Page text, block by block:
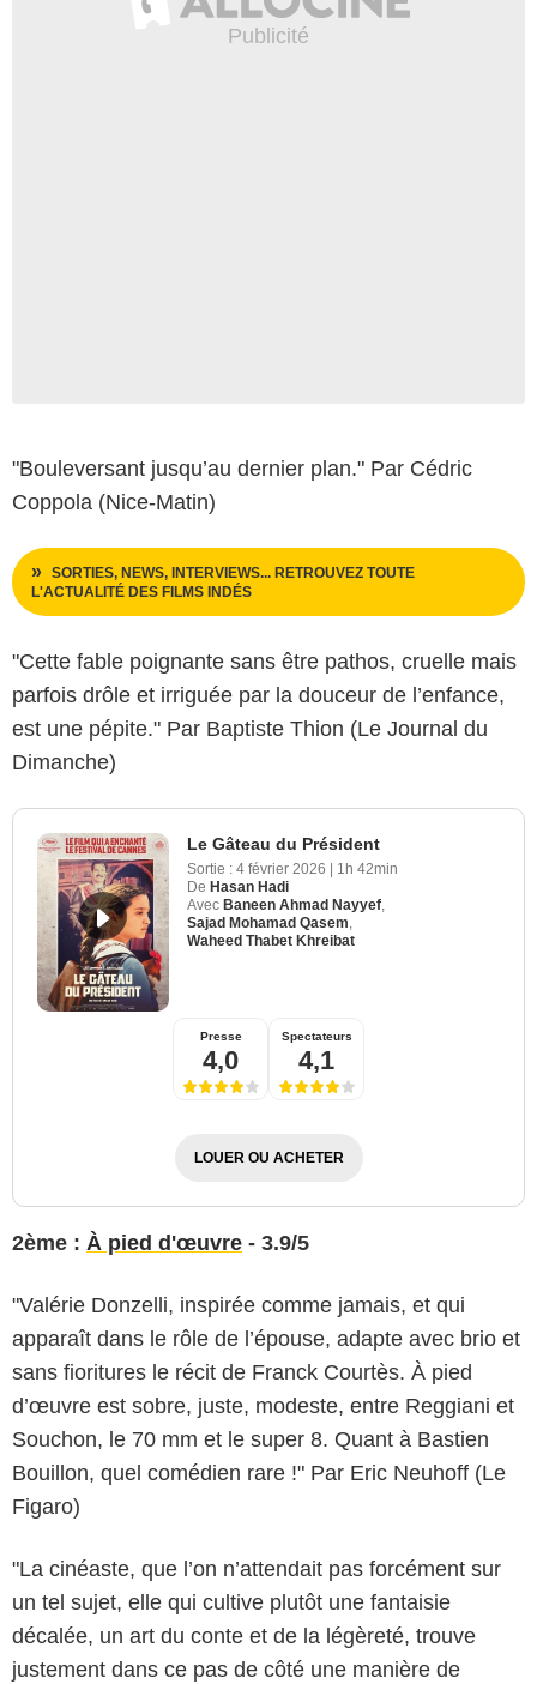
"Bouleversant jusqu’au dernier plan." Par Cédric
Coppola (Nice-Matin)
SORTIES, NEWS, INTERVIEWS... RETROUVEZ TOUTE
L'ACTUALITÉ DES FILMS INDÉS
"Cette fable poignante sans être pathos, cruelle mais
parfois drôle et irriguée par la douceur de l’enfance,
est une pépite." Par Baptiste Thion (Le Journal du
Dimanche)
Le Gâteau du Président
Sortie : 4 février 2026 | 1h 42min
De Hasan Hadi
Avec Baneen Ahmad Nayyef
Sajad Mohamad Qasem
Waheed Thabet Khreibat
Presse
4,0
Spectateurs
4,1
LOUER OU ACHETER
2ème : À pied d'œuvre - 3.9/5
"Valérie Donzelli, inspirée comme jamais, et qui
apparaît dans le rôle de l’épouse, adapte avec brio et
sans fioritures le récit de Franck Courtès. À pied
d’œuvre est sobre, juste, modeste, entre Reggiani et
Souchon, le 70 mm et le super 8. Quant à Bastien
Bouillon, quel comédien rare !" Par Eric Neuhoff (Le
Figaro)
"La cinéaste, que l’on n’attendait pas forcément sur
un tel sujet, elle qui cultive plutôt une fantaisie
décalée, un art du conte et de la légèreté, trouve
justement dans ce pas de côté une manière de